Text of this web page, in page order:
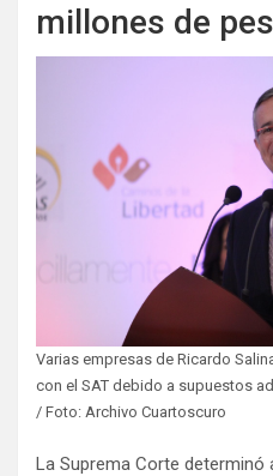
millones de
Varias empresas de Ricardo
con el SAT debido a supuestos
/ Foto: Archivo Cuartoscuro
La Suprema Corte determinó